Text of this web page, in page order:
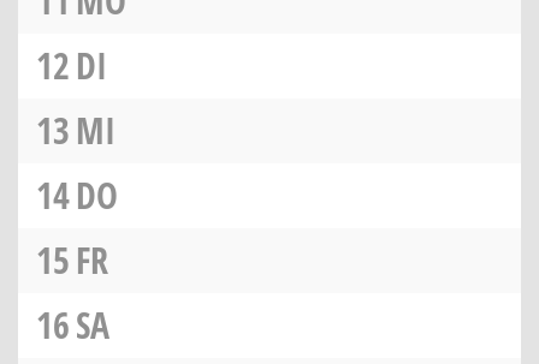
12DI
13MI
14DO
15FR
16SA